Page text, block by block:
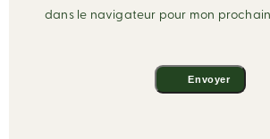
dans le navigateur pour mon